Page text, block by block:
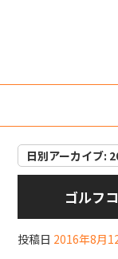
日別アーカイブ:
ゴルフ
投稿日 2016年8月